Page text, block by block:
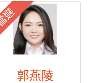
選
郭燕陵